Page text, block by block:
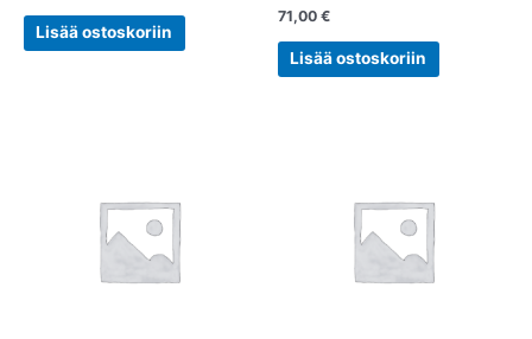
Lisää ostoskoriin
71,00 €
Lisää ostoskoriin